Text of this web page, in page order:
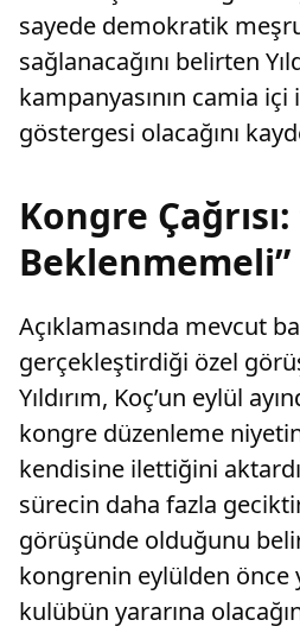
sayede demokratik
sağlanacağını belirten
kampanyasının camia
göstergesi olacağını
Kongre
Beklenmemeli”
Açıklamasında mevcut
gerçekleştirdiği özel
Yıldırım, Koç’un eylül
kongre düzenleme
kendisine ilettiğini
sürecin daha fazla
görüşünde olduğunu
kongrenin eylülden önce
kulübün yararına